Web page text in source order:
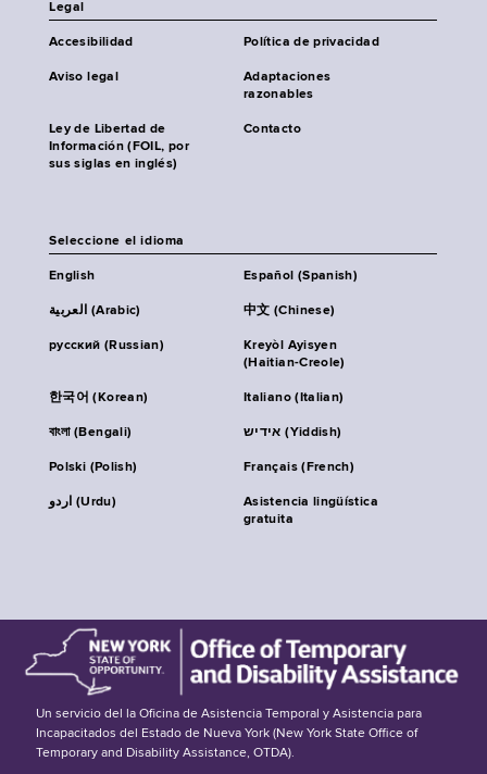
Legal
Accesibilidad Política de privacidad
Aviso legal
Adaptaciones
razonables
Ley de Libertad de
Información (FOIL, por
sus siglas en inglés)
Contacto
Seleccione el idioma
English Español (Spanish)
العربية (Arabic) 中文 (Chinese)
русский (Russian)
Kreyòl Ayisyen
(Haitian-Creole)
한국어 (Korean) Italiano (Italian)
বাংলা (Bengali) אידיש (Yiddish)
Polski (Polish) Français (French)
اردو (Urdu)
Asistencia lingüística
gratuita
Un servicio del la Oficina de Asistencia Temporal y Asistencia para
Incapacitados del Estado de Nueva York (New York State Office of
Temporary and Disability Assistance, OTDA).